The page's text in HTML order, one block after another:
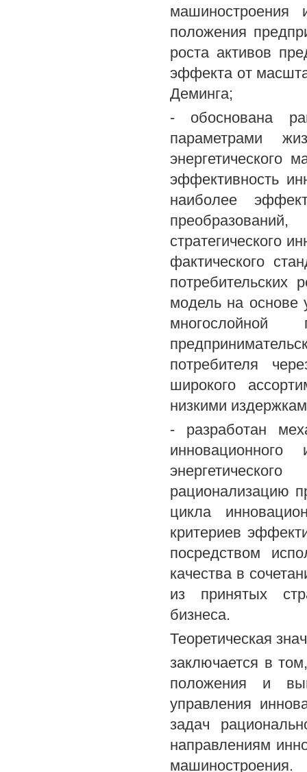
машиностроения
положения
роста активов
эффекта от
Деминга;
- обоснована
параметрами
энергетического
эффективность
наиболее
стратегического
фактического
модель на основе
потребителя
широкого
низкими
- разработан
рационализацию
цикла
критериев
посредством
качества в
из принятых
бизнеса.
Теоретическая
заключается в
положения и
управления
задач
направлениям
машиностроения.